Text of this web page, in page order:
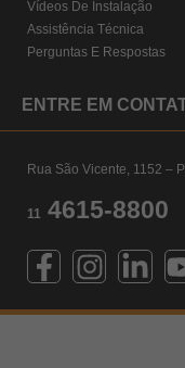
Vídeos De Instalação
Assistência Técnica
Perguntas E Respostas
ENTRE EM
Rua São Vicente, 1152 –
11 4615-8800